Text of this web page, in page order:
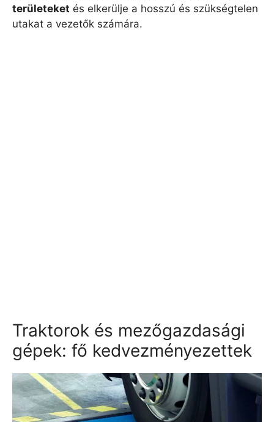
területeket és elkerülje a hosszú és szükségtelen
utakat a vezetők számára.
Traktorok és mezőgazdasági
gépek: fő kedvezményezettek